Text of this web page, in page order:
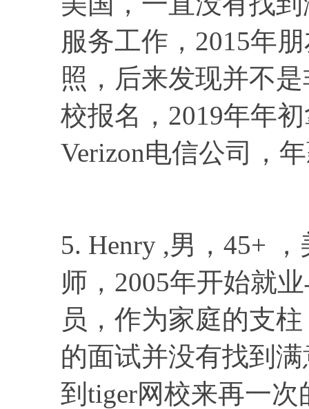
服务工作，2015年
照，后来发现并不
校报名，2019年年
Verizon电信公司，
5. Henry ,男，45+
师，2005年开始就
员，作为家庭的支
的面试并没有找到
到tiger网校来再一